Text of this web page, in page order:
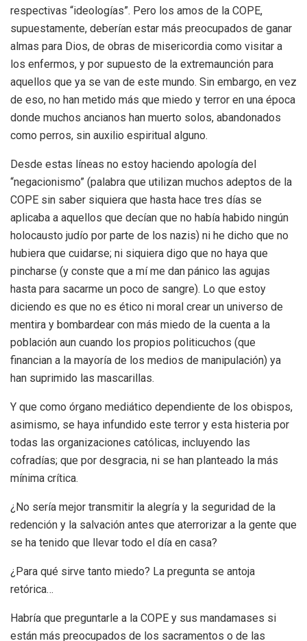
respectivas “ideologías”. Pero los amos de la COPE,
supuestamente, deberían estar más preocupados de ganar
almas para Dios, de obras de misericordia como visitar a
los enfermos, y por supuesto de la extremaunción para
aquellos que ya se van de este mundo. Sin embargo, en vez
de eso, no han metido más que miedo y terror en una época
donde muchos ancianos han muerto solos, abandonados
como perros, sin auxilio espiritual alguno.
Desde estas líneas no estoy haciendo apología del
“negacionismo” (palabra que utilizan muchos adeptos de la
COPE sin saber siquiera que hasta hace tres días se
aplicaba a aquellos que decían que no había habido ningún
holocausto judío por parte de los nazis) ni he dicho que no
hubiera que cuidarse; ni siquiera digo que no haya que
pincharse (y conste que a mí me dan pánico las agujas
hasta para sacarme un poco de sangre). Lo que estoy
diciendo es que no es ético ni moral crear un universo de
mentira y bombardear con más miedo de la cuenta a la
población aun cuando los propios politicuchos (que
financian a la mayoría de los medios de manipulación) ya
han suprimido las mascarillas.
Y que como órgano mediático dependiente de los obispos,
asimismo, se haya infundido este terror y esta histeria por
todas las organizaciones católicas, incluyendo las
cofradías; que por desgracia, ni se han planteado la más
mínima crítica.
¿No sería mejor transmitir la alegría y la seguridad de la
redención y la salvación antes que aterrorizar a la gente que
se ha tenido que llevar todo el día en casa?
¿Para qué sirve tanto miedo? La pregunta se antoja
retórica…
Habría que preguntarle a la COPE y sus mandamases si
están más preocupados de los sacramentos o de las